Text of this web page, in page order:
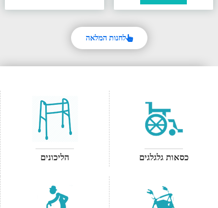
לחנות המלאה
כסאות גלגלגים הליכונים